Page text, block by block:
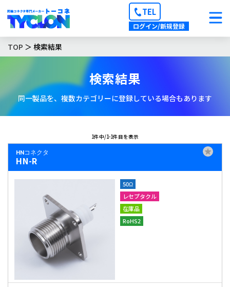
TEL
ログイン/新規登録
TOP ＞ 検索結果
検索結果
同一製品を、複数カテゴリーに登録している場合もあります
1件中/1-1件目を表示
HNコネクタ
HN-R
50Ω
レセプタクル
在庫品
RoHS2